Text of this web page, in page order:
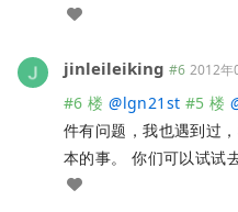
jinleileiking #6 2012年
#6 楼 @lgn21st #5 楼
件有问题，我也遇到过
本的事。 你们可以试试